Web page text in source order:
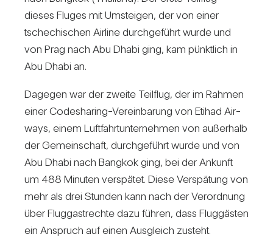
dieses Fluges mit Umsteigen, der von einer
tsche­chi­schen Air­line durch­ge­führt wurde und
von Prag nach Abu Dhabi ging, kam pünkt­lich in
Abu Dhabi an.
Dagegen war der zweite Teil­flug, der im Rahmen
einer Code­sha­ring-Ver­ein­ba­rung von Etihad Air­
ways, einem Luft­fahrt­un­ter­nehmen von außer­halb
der Gemein­schaft, durch­ge­führt wurde und von
Abu Dhabi nach Bangkok ging, bei der Ankunft
um 488 Minuten ver­spätet. Diese Ver­spä­tung von
mehr als drei Stunden kann nach der Ver­ord­nung
über Flug­gast­rechte dazu führen, dass Flug­gästen
ein Anspruch auf einen Aus­gleich zusteht.